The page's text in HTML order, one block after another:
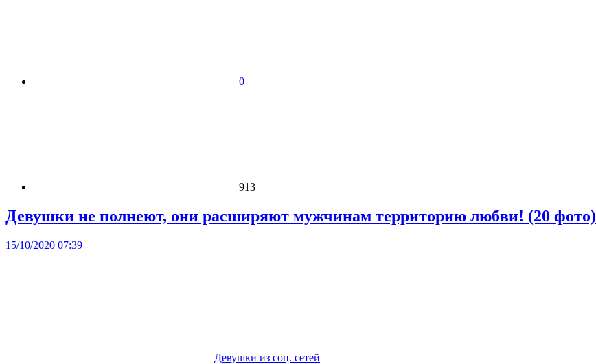
0
913
Девушки не полнеют, они расширяют мужчинам территорию любви! (20 фото)
15/10/2020 07:39
Девушки из соц. сетей